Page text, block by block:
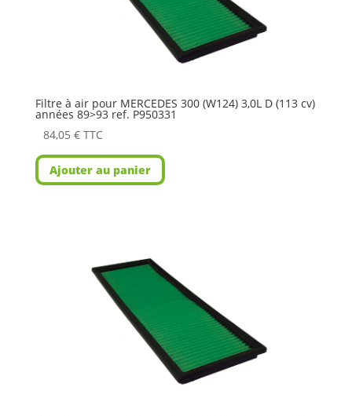
Filtre à air pour MERCEDES 300 (W124) 3,0L D (113 cv)
années 89>93 ref. P950331
84,05 € TTC
Ajouter au panier